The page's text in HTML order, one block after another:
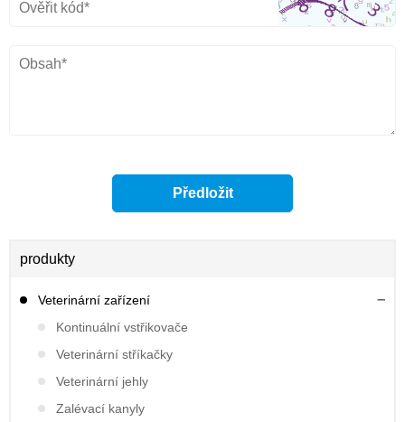
produkty
Veterinární zařízení
Kontinuální vstřikovače
Veterinární stříkačky
Veterinární jehly
Zalévací kanyly